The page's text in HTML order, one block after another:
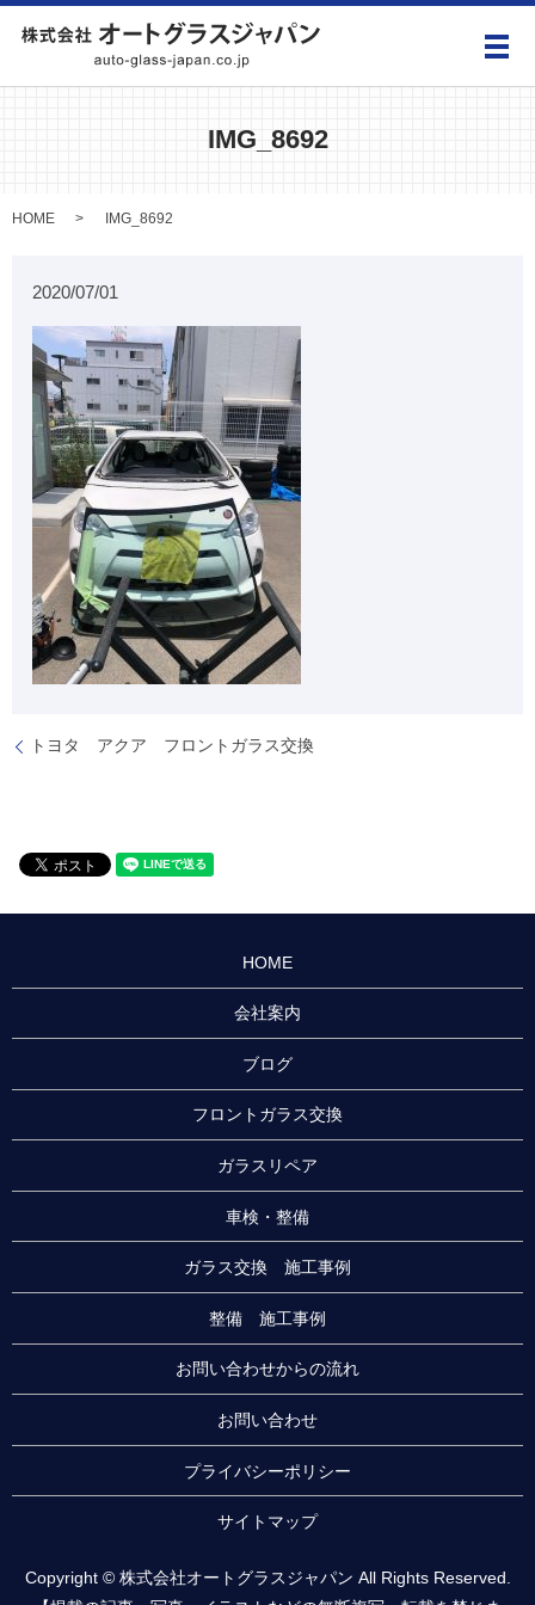
メ
IMG_8692
HOME IMG_8692
2020/07/01
トヨタ アクア フロントガラス交換
HOME
会社案内
ブログ
フロントガラス交換
ガラスリペア
車検・整備
ガラス交換 施工事例
整備 施工事例
お問い合わせからの流れ
お問い合わせ
プライバシーポリシー
サイトマップ
Copyright © 株式会社オートグラスジャパン All Rights Reserved.